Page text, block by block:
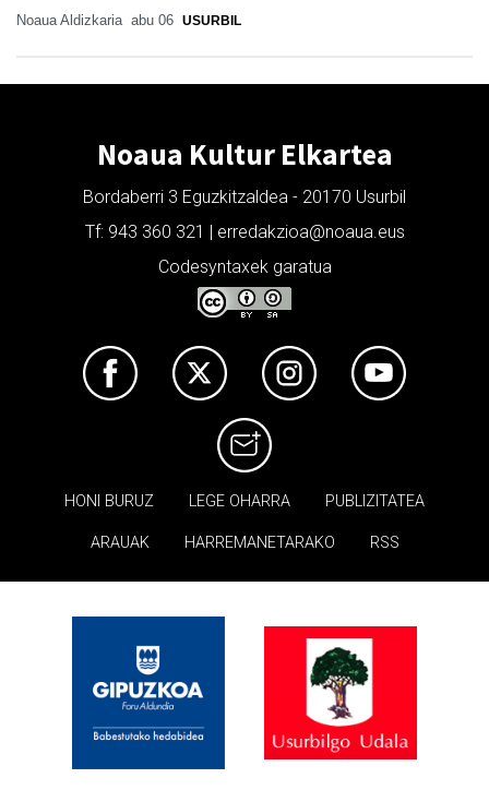
Noaua Aldizkaria abu 06 USURBIL
Noaua Kultur Elkartea
Bordaberri 3 Eguzkitzaldea - 20170 Usurbil
Tf: 943 360 321 | erredakzioa@noaua.eus
Codesyntaxek garatua
HONI BURUZ LEGE OHARRA PUBLIZITATEA
ARAUAK HARREMANETARAKO RSS